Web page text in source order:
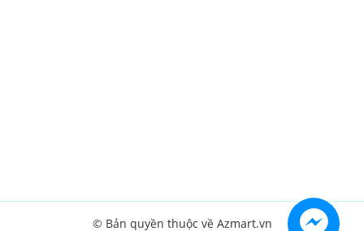
© Bản quyền thuộc về Azmart.vn